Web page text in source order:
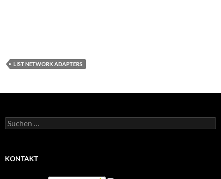
LIST NETWORK ADAPTERS
Suchen
nach:
KONTAKT